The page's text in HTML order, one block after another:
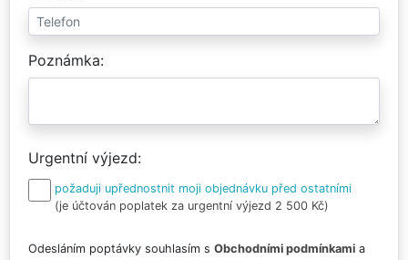
Poznámka
Urgentní výjezd
požaduji upřednostnit moji objednávku před ostatními
(je účtován poplatek za urgentní výjezd 2 500 Kč)
Odesláním poptávky souhlasím s Obchodními podmínkami a